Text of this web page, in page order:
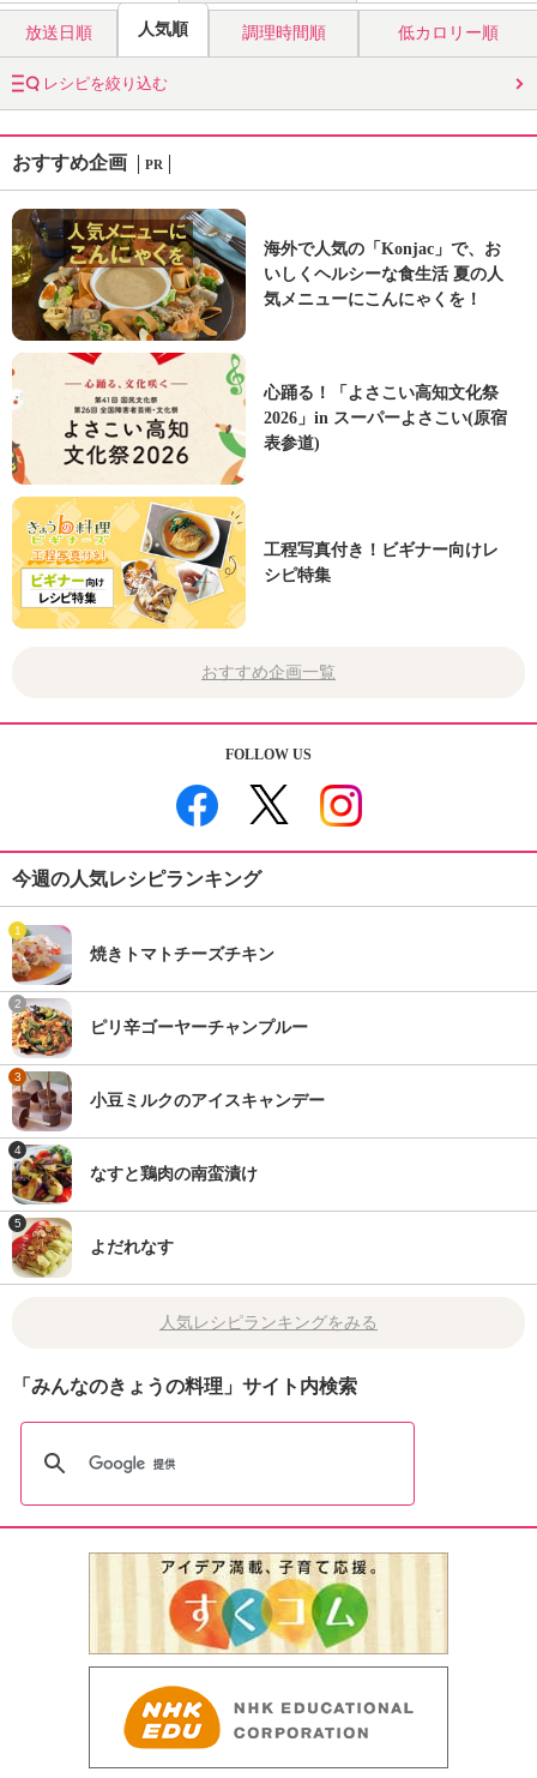
放送日順 人気順 調理時間順 低カロリー順
レシピを絞り込む
おすすめ企画 PR
海外で人気の「Konjac」で、お
いしくヘルシーな食生活 夏の人
気メニューにこんにゃくを！
心踊る！「よさこい高知文化祭
2026」in スーパーよさこい(原宿
表参道)
工程写真付き！ビギナー向けレ
シピ特集
おすすめ企画一覧
FOLLOW US
今週の人気レシピランキング
1
焼きトマトチーズチキン
2
ピリ辛ゴーヤーチャンプルー
3
小豆ミルクのアイスキャンデー
4
なすと鶏肉の南蛮漬け
5
よだれなす
人気レシピランキングをみる
「みんなのきょうの料理」サイト内検索